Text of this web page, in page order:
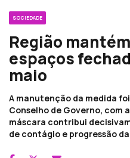
SOCIEDADE
Região
espaços
maio
A manutenção da medida
Conselho de Governo, com
máscara contribui
de contágio e progressão